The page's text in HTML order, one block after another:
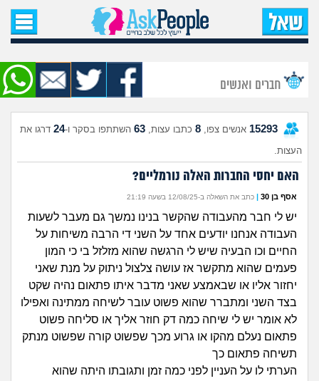
עמוד הבית
שאל שאלה
שאלות חדשות
שאלות שעוררו עניין
עצות חדשות
מה קורה כאן?
מתחם הטיפים
מדורים
זוגיות
חיפוש שאלות
חברים ואנשים
15293 אנשים צפו, 8 כתבו עצות, 63 השתתפו בסקר ו-24 דרגו את
העצות.
האם יחסי החברות האלה נורמליים?
אסף בן 30 | כתב את השאלה ב-12/08/25 בשעה 21:19
יש לי חבר מהעבודה שהקשר בנינו נמשך גם מעבר לשעות
העבודה אנחנו יודעים אחד על השני די הרבה משיחות על
החיים וכו הבעיה שיש לי הרגשה שהוא מזלזל בי כי המון
פעמים שהוא מתקשר אז עושה צלצול ניתוק על מנת שאני
יחזור אליו או שבאמצע שאני מדבר איתו פתאום נהיה שקט
בצד השני ומתברר שהוא פשוט עובר לשיחה ממתינה ואפילו
לא אומר יש לי שיחה כמה דק חוזר אליך או סליחה פשוט
פתאום נעלם מהקו או גרוע מכך שפשוט קורה שפשוט מנתק
תשיחה פתאום כך
הערתי לו על העניין לפני כמה זמן ותגובתו היתה שהוא